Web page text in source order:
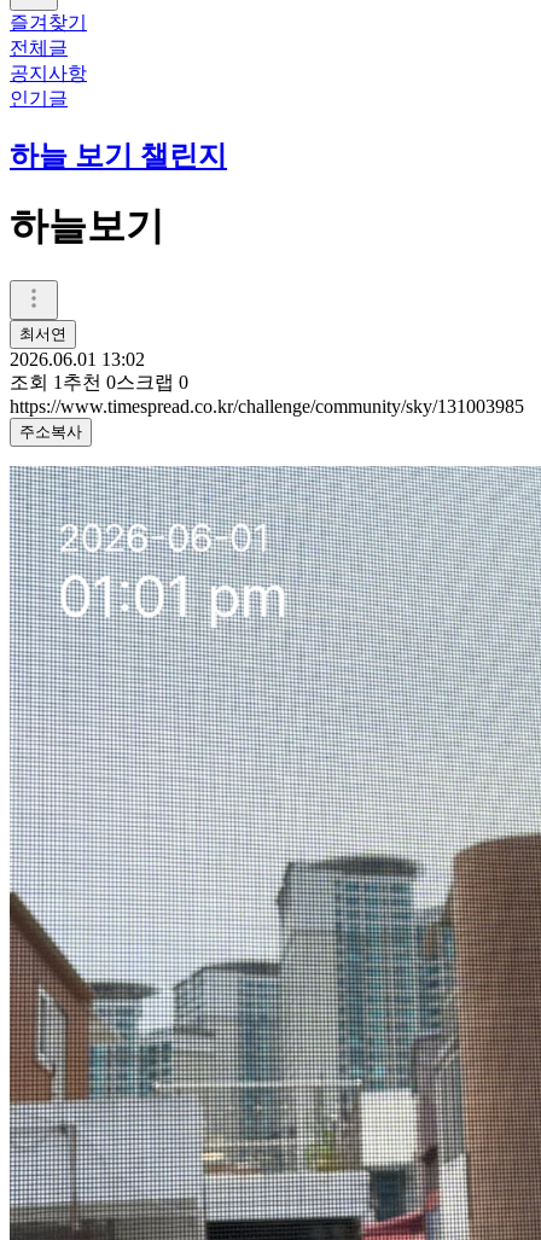
즐겨찾기
전체글
공지사항
인기글
하늘 보기 챌린지
하늘보기
최서연
2026.06.01 13:02
조회 1 추천 0스크랩 0
https://www.timespread.co.kr/challenge/community/sky/131003985
주소복사